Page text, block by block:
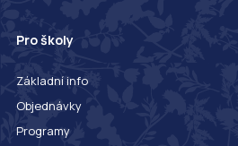
Pro školy
Základní info
Objednávky
Programy